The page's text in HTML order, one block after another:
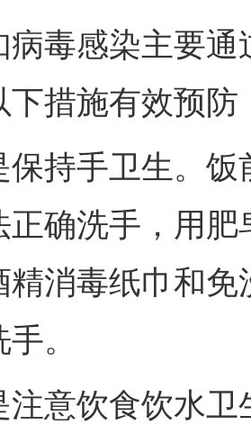
感染主要通
下措施有效预防
手卫生。饭
正确洗手，用
精消毒纸巾和
。
饮食饮水卫